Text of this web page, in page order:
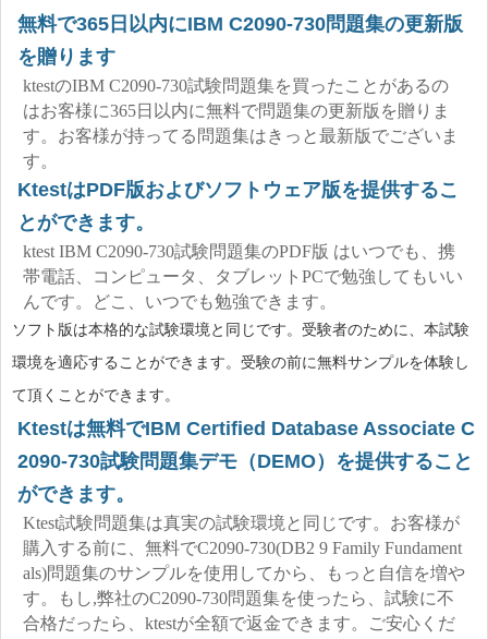
無料で365日以内にIBM C2090-730問題集の更新版
を贈ります
ktestのIBM C2090-730試験問題集を買ったことがあるの
はお客様に365日以内に無料で問題集の更新版を贈りま
す。お客様が持ってる問題集はきっと最新版でございま
す。
KtestはPDF版およびソフトウェア版を提供するこ
とができます。
ktest IBM C2090-730試験問題集のPDF版 はいつでも、携
帯電話、コンピュータ、タブレットPCで勉強してもいい
んです。どこ、いつでも勉強できます。
ソフト版は本格的な試験環境と同じです。受験者のために、本試験
環境を適応することができます。受験の前に無料サンプルを体験し
て頂くことができます。
Ktestは無料でIBM Certified Database Associate C
2090-730試験問題集デモ（DEMO）を提供すること
ができます。
Ktest試験問題集は真実の試験環境と同じです。お客様が
購入する前に、無料でC2090-730(DB2 9 Family Fundament
als)問題集のサンプルを使用してから、もっと自信を増や
す。もし,弊社のC2090-730問題集を使ったら、試験に不
合格だったら、ktestが全額で返金できます。ご安心くだ